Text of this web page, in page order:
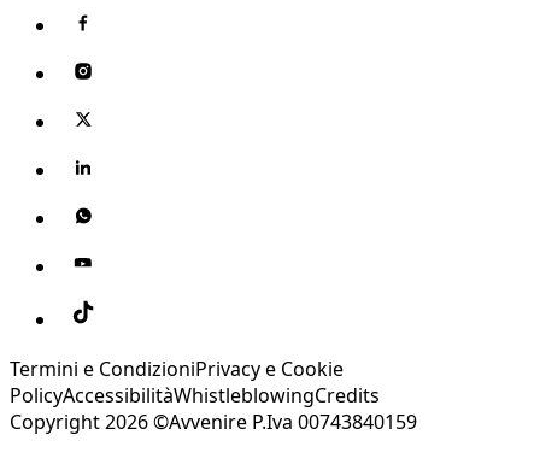
Termini e CondizioniPrivacy e Cookie
PolicyAccessibilitàWhistleblowingCredits
Copyright 2026 ©Avvenire P.Iva 00743840159